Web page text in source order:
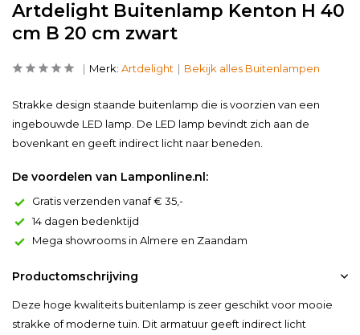
Artdelight Buitenlamp Kenton H 40
cm B 20 cm zwart
Merk: Artdelight Bekijk alles Buitenlampen
Strakke design staande buitenlamp die is voorzien van een
ingebouwde LED lamp. De LED lamp bevindt zich aan de
bovenkant en geeft indirect licht naar beneden.
De voordelen van Lamponline.nl:
Gratis verzenden vanaf € 35,-
14 dagen bedenktijd
Mega showrooms in Almere en Zaandam
Productomschrijving
Deze hoge kwaliteits buitenlamp is zeer geschikt voor mooie
strakke of moderne tuin. Dit armatuur geeft indirect licht